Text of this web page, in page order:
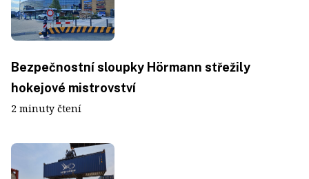
Bezpečnostní sloupky Hörmann střežily
hokejové mistrovství
2 minuty čtení